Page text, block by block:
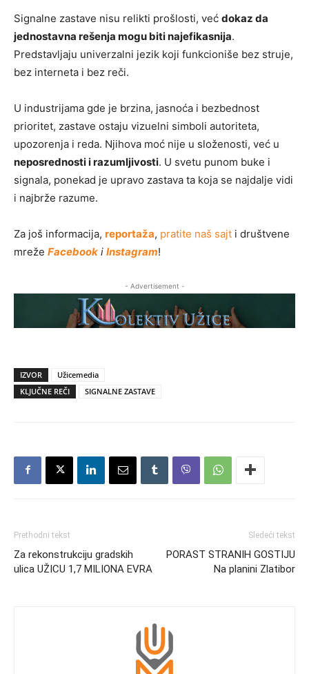
Signalne zastave nisu relikti prošlosti, već dokaz da
jednostavna rešenja mogu biti najefikasnija.
Predstavljaju univerzalni jezik koji funkcioniše bez struje,
bez interneta i bez reči.
U industrijama gde je brzina, jasnoća i bezbednost
prioritet, zastave ostaju vizuelni simboli autoriteta,
upozorenja i reda. Njihova moć nije u složenosti, već u
neposrednosti i razumljivosti. U svetu punom buke i
signala, ponekad je upravo zastava ta koja se najdalje vidi
i najbrže razume.
Za još informacija, reportaža, pratite naš sajt i društvene
mreže Facebook i Instagram!
- Advertisement -
IZVOR
Užicemedia
KLJUČNE REČI
SIGNALNE ZASTAVE
Prethodni tekst
Za rekonstrukciju gradskih
ulica UŽICU 1,7 MILIONA EVRA
Sledeći tekst
PORAST STRANIH GOSTIJU
Na planini Zlatibor